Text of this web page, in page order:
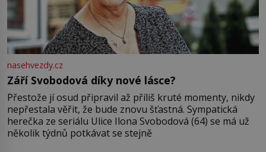
nasehvezdy.cz
Září Svobodová díky nové lásce?
Přestože jí osud připravil až příliš kruté momenty, nikdy
nepřestala věřit, že bude znovu šťastná. Sympatická
herečka ze seriálu Ulice Ilona Svobodová (64) se má už
několik týdnů potkávat se stejně